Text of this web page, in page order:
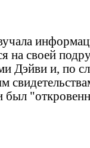
на своей
Дэйви и, по
был